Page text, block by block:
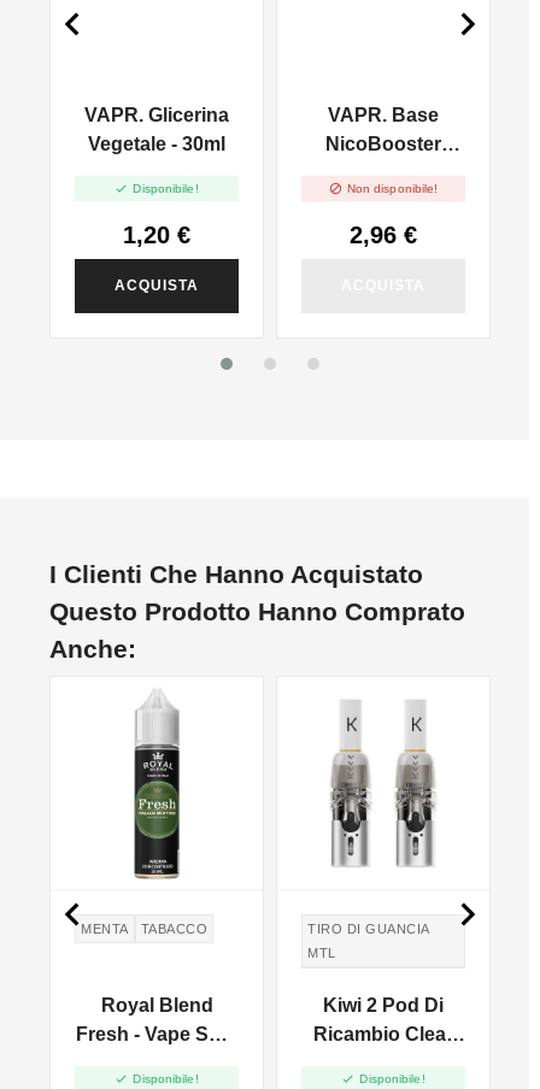
VAPR. Glicerina
Vegetale - 30ml
 Disponibile!
1,20 €
ACQUISTA
VAPR. Base
NicoBooster
 Non disponibile!
2,96 €
 
I Clienti Che Hanno Acquistato
Questo Prodotto Hanno Comprato
Anche:
MENTA TABACCO
Royal Blend
Fresh - Vape Shot
 Disponibile!
TIRO DI GUANCIA
MTL
MTLKiwi 2 Pod Di
Ricambio Clear
 Disponibile!
 